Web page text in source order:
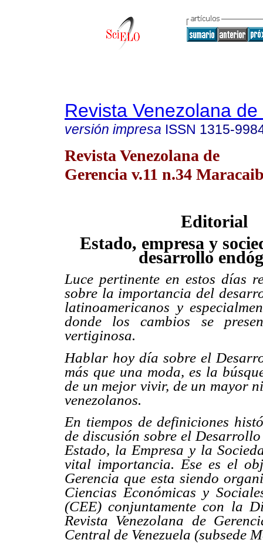
Revista Venezolana
versión impresa ISSN 1315-
Revista Venezolana de
Gerencia v.11 n.34
Editorial
Estado, empresa y
desarrollo
Luce pertinente en estos días
sobre la importancia del
latinoamericanos y
donde los cambios se
vertiginosa.
Hablar hoy día sobre el
más que una moda, es la
de un mejor vivir, de un mayor
venezolanos.
En tiempos de definiciones
de discusión sobre el
Estado, la Empresa y la
vital importancia. Ese es el
Gerencia que esta siendo
Ciencias Económicas y
(CEE) conjuntamente con la
Revista Venezolana de
Central de Venezuela (subsede